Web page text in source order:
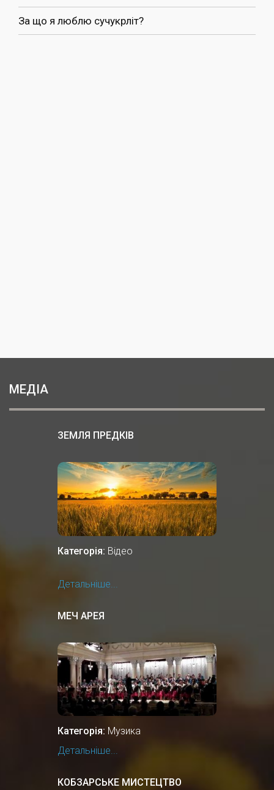
За що я люблю сучукрліт?
МЕДІА
ЗЕМЛЯ ПРЕДКІВ
Категорія: Відео
Детальніше...
МЕЧ АРЕЯ
Категорія: Музика
Детальніше...
КОБЗАРСЬКЕ МИСТЕЦТВО